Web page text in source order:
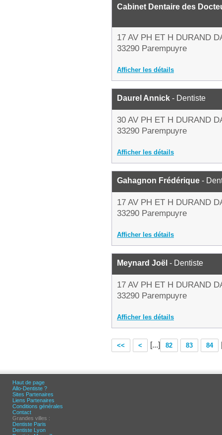
Cabinet Dentaire des
17 AV PH ET H DURAND
33290 Parempuyre
Afficher les détails
Daurel Annick - Dentiste
30 AV PH ET H DURAND
33290 Parempuyre
Afficher les détails
Gahagnon Frédérique -
17 AV PH ET H DURAND
33290 Parempuyre
Afficher les détails
Meynard Joël - Dentiste
17 AV PH ET H DURAND
33290 Parempuyre
Afficher les détails
<< < [...] 82 83 84
Haut de page
Allo-Dentiste ?
Sites Partenaires
Liens Partenaires
Conditions générales
Contact
Grandes villes :
Dentiste Paris
Dentiste Lyon